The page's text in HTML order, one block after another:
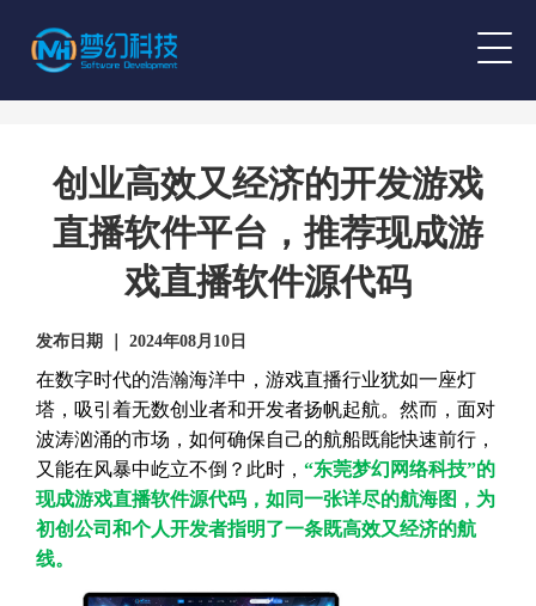
创业高效又经济的开发游戏
直播软件平台，推荐现成游
戏直播软件源代码
发布日期 ｜ 2024年08月10日
在数字时代的浩瀚海洋中，游戏直播行业犹如一座灯
塔，吸引着无数创业者和开发者扬帆起航。然而，面对
波涛汹涌的市场，如何确保自己的航船既能快速前行，
又能在风暴中屹立不倒？此时， “东莞梦幻网络科技”的
现成游戏直播软件源代码，如同一张详尽的航海图，为
初创公司和个人开发者指明了一条既高效又经济的航
线。